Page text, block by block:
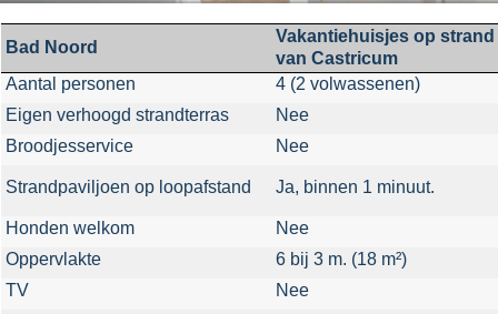
Bad Noord
Vakantiehuisjes op strand
van Castricum
Aantal personen
4 (2 volwassenen)
Eigen verhoogd strandterras
Nee
Broodjesservice
Nee
Strandpaviljoen op loopafstand Ja, binnen 1 minuut.
Honden welkom
Nee
Oppervlakte
6 bij 3 m. (18 m²)
TV
Nee